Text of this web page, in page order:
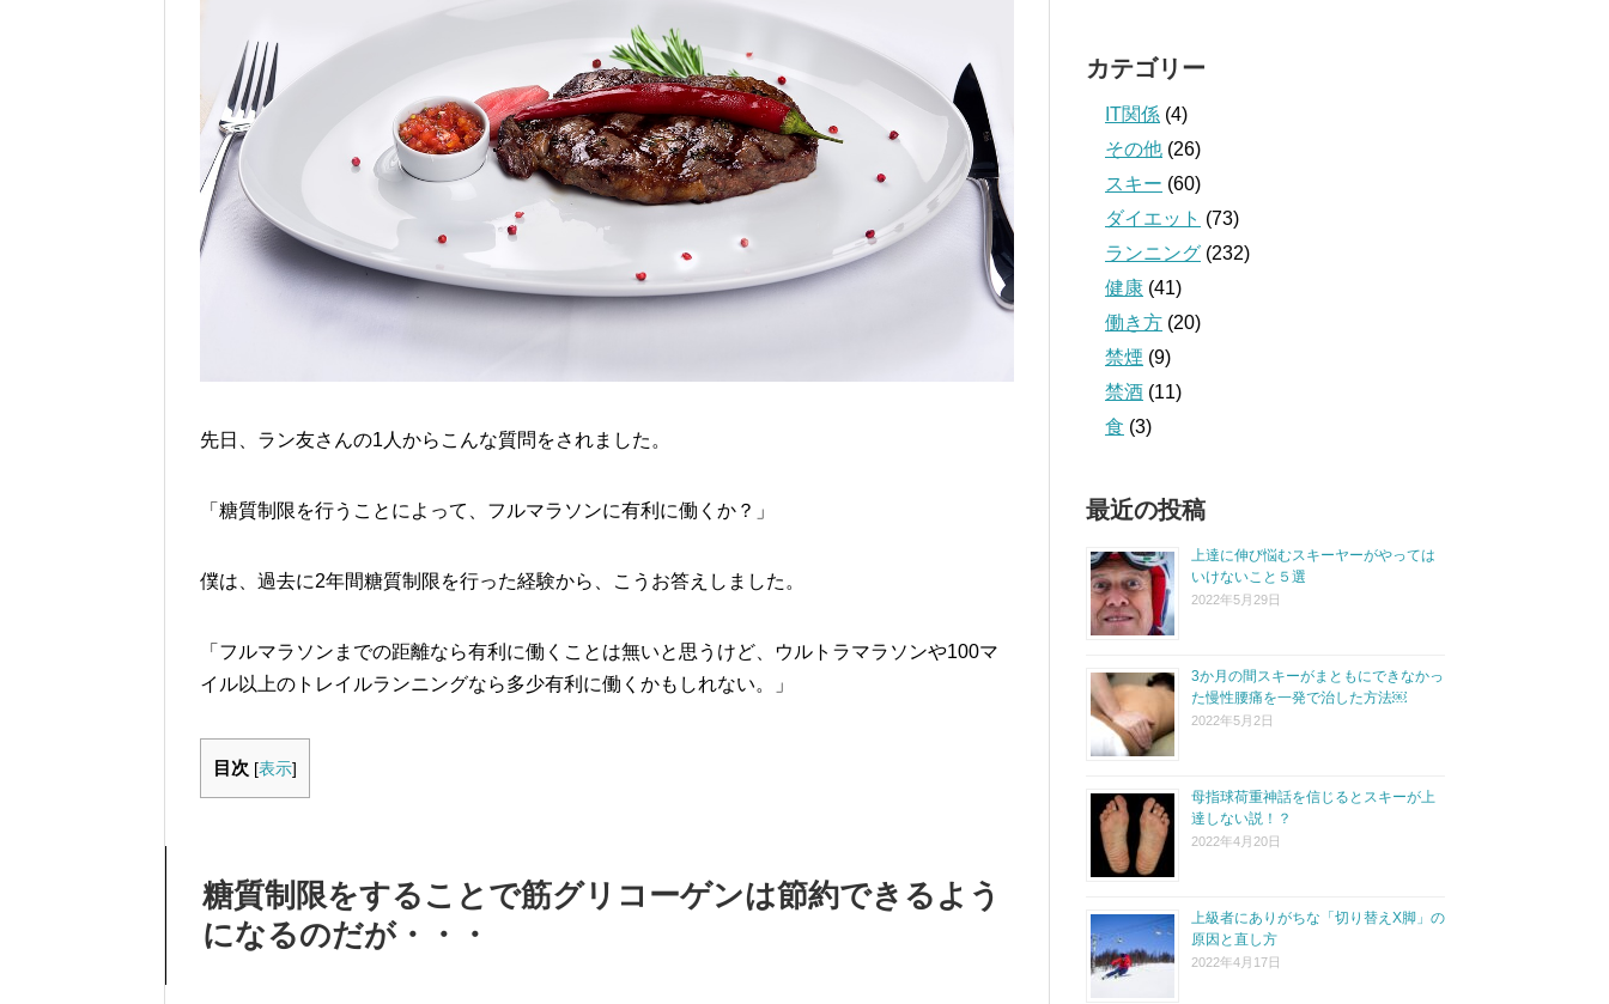
先日、ラン友さんの1人からこんな質問をされました。
「糖質制限を行うことによって、フルマラソンに有利に働くか？」
僕は、過去に2年間糖質制限を行った経験から、こうお答えしました。
「フルマラソンまでの距離なら有利に働くことは無いと思うけど、ウルトラマラソンや100マ
イル以上のトレイルランニングなら多少有利に働くかもしれない。」
目次 [表示]
糖質制限をすることで筋グリコーゲンは節約できるよう
になるのだが・・・
カテゴリー
IT関係 (4)
その他 (26)
スキー (60)
ダイエット (73)
ランニング (232)
健康 (41)
働き方 (20)
禁煙 (9)
禁酒 (11)
食 (3)
最近の投稿
上達に伸び悩むスキーヤーがやっては
いけないこと５選
2022年5月29日
3か月の間スキーがまともにできなかっ
た慢性腰痛を一発で治した方法￼
2022年5月2日
母指球荷重神話を信じるとスキーが上
達しない説！？
2022年4月20日
上級者にありがちな「切り替えX脚」の
原因と直し方
2022年4月17日